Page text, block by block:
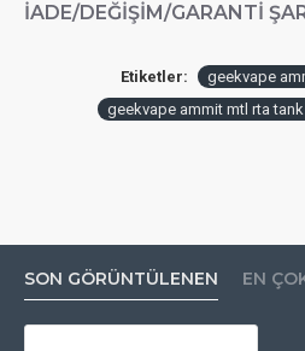
İADE/DEĞIŞIM/GARANTI
Etiketler:
geekvape
geekvape ammit mtl rta tank
SON GÖRÜNTÜLENEN EN